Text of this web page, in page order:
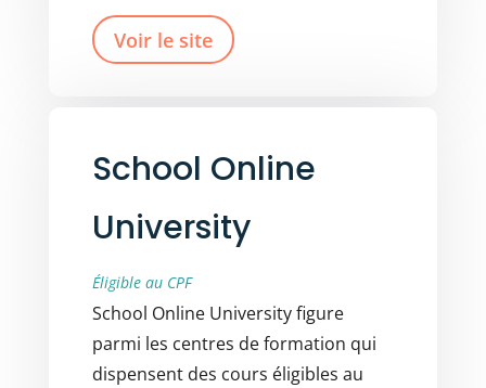
Voir le site
School Online
University
Éligible au CPF
School Online University figure
parmi les centres de formation qui
dispensent des cours éligibles au